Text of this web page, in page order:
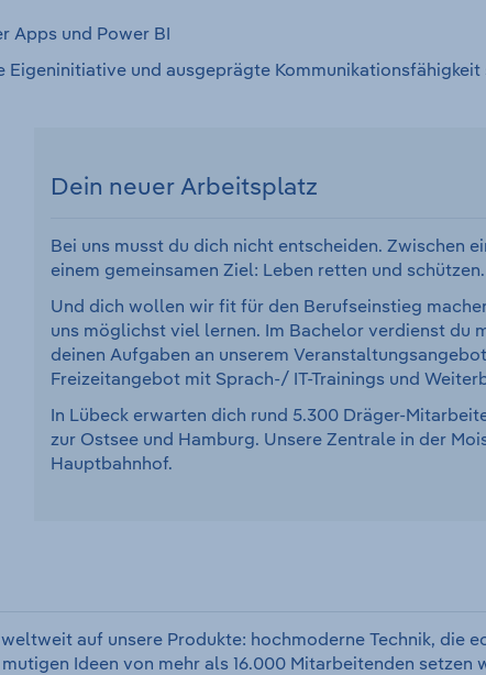
Apps und Power BI
und ausgeprägte
Dein neuer Arbeitsplatz
Bei uns musst du dich nicht entscheiden. Zwischen
einem gemeinsamen Ziel: Leben retten und schützen.
Und dich wollen wir fit für den Berufseinstieg
uns möglichst viel lernen. Im Bachelor verdienst du
deinen Aufgaben an unserem
Freizeitangebot mit Sprach-/ IT-Trainings und
In Lübeck erwarten dich rund 5.300 Dräger-
zur Ostsee und Hamburg. Unsere Zentrale in der
Hauptbahnhof.
auf unsere Produkte: hochmoderne Technik, die
Ideen von mehr als 16.000 Mitarbeitenden setzen